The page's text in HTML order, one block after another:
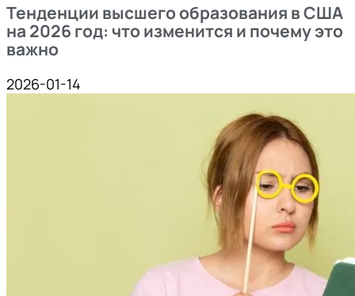
Тенденции высшего образования в США
на 2026 год: что изменится и почему это
важно
2026-01-14